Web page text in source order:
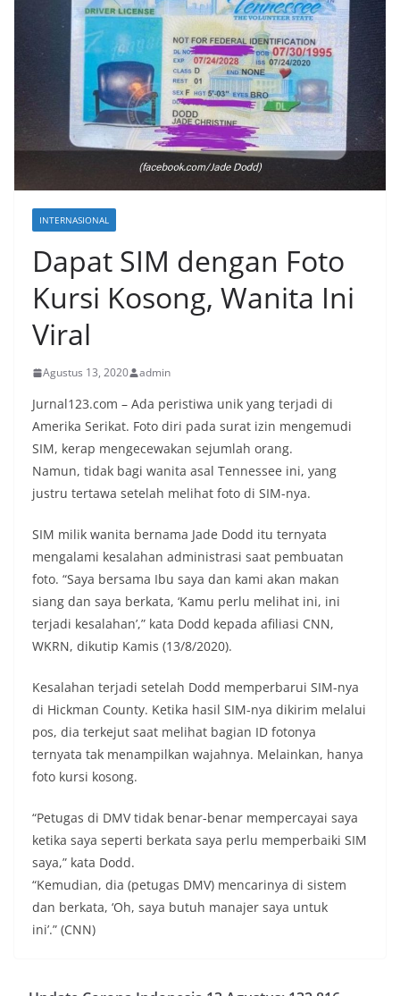
INTERNASIONAL
Dapat SIM dengan Foto
Kursi Kosong, Wanita Ini
Viral
Agustus 13, 2020 admin
Jurnal123.com – Ada peristiwa unik yang terjadi di
Amerika Serikat. Foto diri pada surat izin mengemudi
SIM, kerap mengecewakan sejumlah orang.
Namun, tidak bagi wanita asal Tennessee ini, yang
justru tertawa setelah melihat foto di SIM-nya.
SIM milik wanita bernama Jade Dodd itu ternyata
mengalami kesalahan administrasi saat pembuatan
foto. “Saya bersama Ibu saya dan kami akan makan
siang dan saya berkata, ‘Kamu perlu melihat ini, ini
terjadi kesalahan’,” kata Dodd kepada afiliasi CNN,
WKRN, dikutip Kamis (13/8/2020).
Kesalahan terjadi setelah Dodd memperbarui SIM-nya
di Hickman County. Ketika hasil SIM-nya dikirim melalui
pos, dia terkejut saat melihat bagian ID fotonya
ternyata tak menampilkan wajahnya. Melainkan, hanya
foto kursi kosong.
“Petugas di DMV tidak benar-benar mempercayai saya
ketika saya seperti berkata saya perlu memperbaiki SIM
saya,” kata Dodd.
“Kemudian, dia (petugas DMV) mencarinya di sistem
dan berkata, ‘Oh, saya butuh manajer saya untuk
ini’.” (CNN)